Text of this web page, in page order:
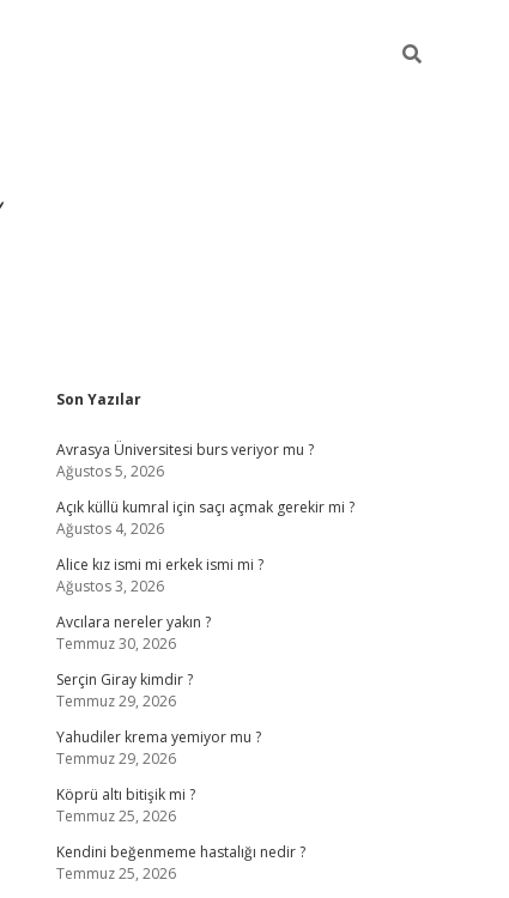
Sidebar
Son Yazılar
Avrasya Üniversitesi burs veriyor mu ?
Ağustos 5, 2026
Açık küllü kumral için saçı açmak gerekir mi ?
Ağustos 4, 2026
Alice kız ismi mi erkek ismi mi ?
Ağustos 3, 2026
Avcılara nereler yakın ?
Temmuz 30, 2026
Serçin Giray kimdir ?
Temmuz 29, 2026
Yahudiler krema yemiyor mu ?
Temmuz 29, 2026
Köprü altı bitişik mi ?
Temmuz 25, 2026
Kendini beğenmeme hastalığı nedir ?
Temmuz 25, 2026